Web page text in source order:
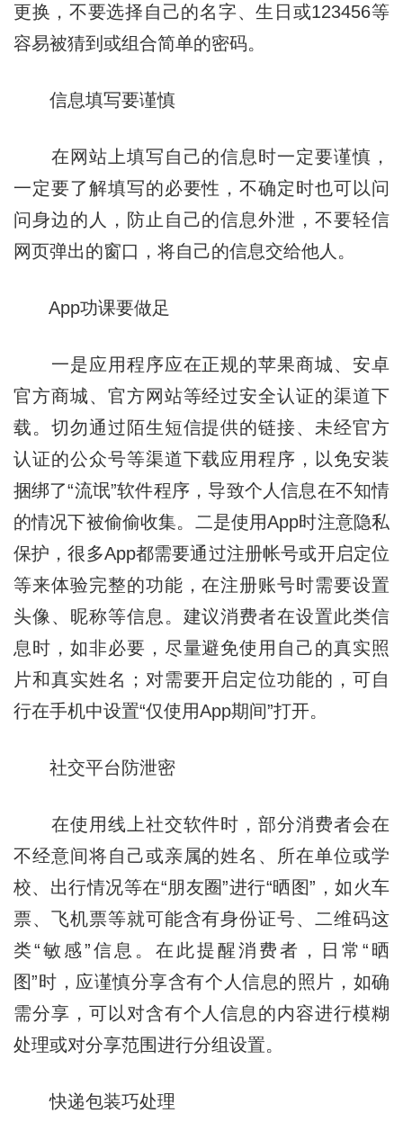
更换，不要选择自己的名字、生日或123456等
容易被猜到或组合简单的密码。
信息填写要谨慎
在网站上填写自己的信息时一定要谨慎，
一定要了解填写的必要性，不确定时也可以问
问身边的人，防止自己的信息外泄，不要轻信
网页弹出的窗口，将自己的信息交给他人。
App功课要做足
一是应用程序应在正规的苹果商城、安卓
官方商城、官方网站等经过安全认证的渠道下
载。切勿通过陌生短信提供的链接、未经官方
认证的公众号等渠道下载应用程序，以免安装
捆绑了“流氓”软件程序，导致个人信息在不知情
的情况下被偷偷收集。二是使用App时注意隐私
保护，很多App都需要通过注册帐号或开启定位
等来体验完整的功能，在注册账号时需要设置
头像、昵称等信息。建议消费者在设置此类信
息时，如非必要，尽量避免使用自己的真实照
片和真实姓名；对需要开启定位功能的，可自
行在手机中设置“仅使用App期间”打开。
社交平台防泄密
在使用线上社交软件时，部分消费者会在
不经意间将自己或亲属的姓名、所在单位或学
校、出行情况等在“朋友圈”进行“晒图”，如火车
票、飞机票等就可能含有身份证号、二维码这
类“敏感”信息。在此提醒消费者，日常“晒
图”时，应谨慎分享含有个人信息的照片，如确
需分享，可以对含有个人信息的内容进行模糊
处理或对分享范围进行分组设置。
快递包装巧处理